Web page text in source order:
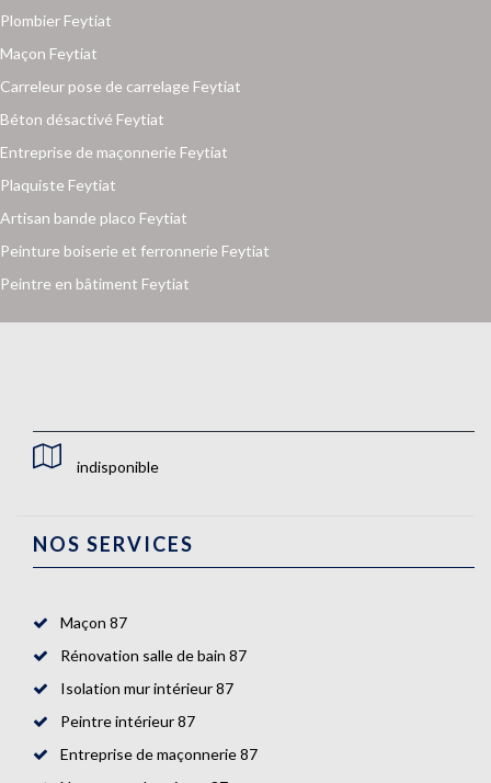
Plombier Feytiat
Maçon Feytiat
Carreleur pose de carrelage Feytiat
Béton désactivé Feytiat
Entreprise de maçonnerie Feytiat
Plaquiste Feytiat
Artisan bande placo Feytiat
Peinture boiserie et ferronnerie Feytiat
Peintre en bâtiment Feytiat
indisponible
NOS SERVICES
Maçon 87
Rénovation salle de bain 87
Isolation mur intérieur 87
Peintre intérieur 87
Entreprise de maçonnerie 87